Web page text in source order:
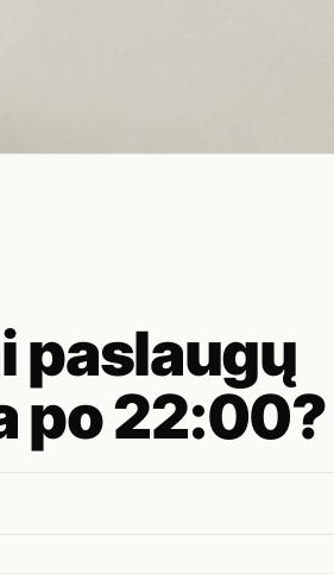
paslaugų
po 22:00?